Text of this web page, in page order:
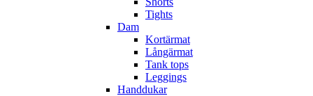
Tights
Dam
Kortärmat
Långärmat
Tank tops
Leggings
Handdukar